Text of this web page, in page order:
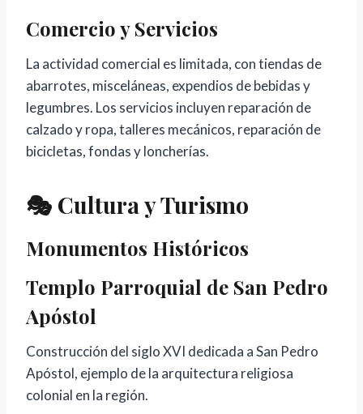
Comercio y Servicios
La actividad comercial es limitada, con tiendas de
abarrotes, misceláneas, expendios de bebidas y
legumbres. Los servicios incluyen reparación de
calzado y ropa, talleres mecánicos, reparación de
bicicletas, fondas y loncherías.
🎭 Cultura y Turismo
Monumentos Históricos
Templo Parroquial de San Pedro
Apóstol
Construcción del siglo XVI dedicada a San Pedro
Apóstol, ejemplo de la arquitectura religiosa
colonial en la región.